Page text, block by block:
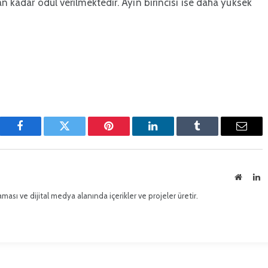
kadar ödül verilmektedir. Ayın birincisi ise daha yüksek
Facebook Twitter Pinterest'inLinkedIn Tumblr
E-
İnternet
ve dijital medya alanında içerikler ve projeler üretir.